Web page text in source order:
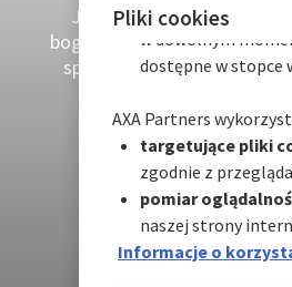
Jest wiele powodów, dla
bogata kultura,
spakujesz walizkę,
Pliki cookies
natychmiast,
w dowolnym
dostępne w stopce
AXA Partners
targetujące pliki
zgodnie z
pomiar
naszej strony
Informacje o